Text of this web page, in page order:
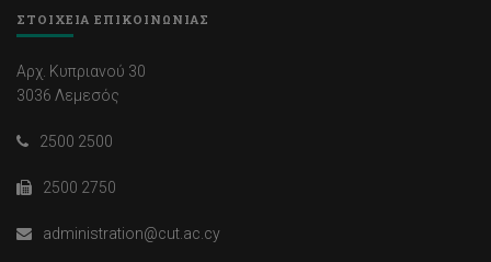
ΣΤΟΙΧΕΙΑ ΕΠΙΚΟΙΝΩΝΙΑΣ
Αρχ. Κυπριανού 30
3036 Λεμεσός
2500 2500
2500 2750
administration@cut.ac.cy